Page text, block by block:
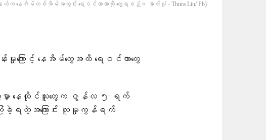
နေအိမ်တစ်အိမ်အတွင်း ရေဝင်လာတာကို တွေ့ရစဉ်။ ဓာတ်ပုံ - Thura Lin/ Fb)
ကြောင့် နေအိမ်တွေအထိ ရေဝင်တာတွေ
ေမှာ နေထိုင်သူတွေက ဇွန်လ ၅ ရက်
ခဲ့ရတဲ့အ‌ကြောင်း လူမှုကွန်ရက်